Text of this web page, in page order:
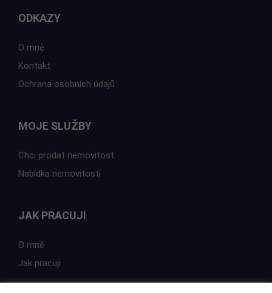
ODKAZY
O mně
Kontakt
Ochrana osobních údajů
MOJE SLUŽBY
Chci prodat nemovitost
Nabídka nemovitostí
JAK PRACUJI
O mně
Jak pracuji